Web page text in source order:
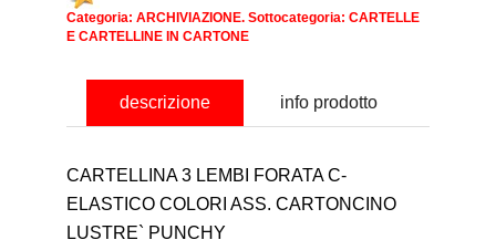
Categoria: ARCHIVIAZIONE. Sottocategoria: CARTELLE
E CARTELLINE IN CARTONE
descrizione info prodotto
CARTELLINA 3 LEMBI FORATA C-
ELASTICO COLORI ASS. CARTONCINO
LUSTRE` PUNCHY